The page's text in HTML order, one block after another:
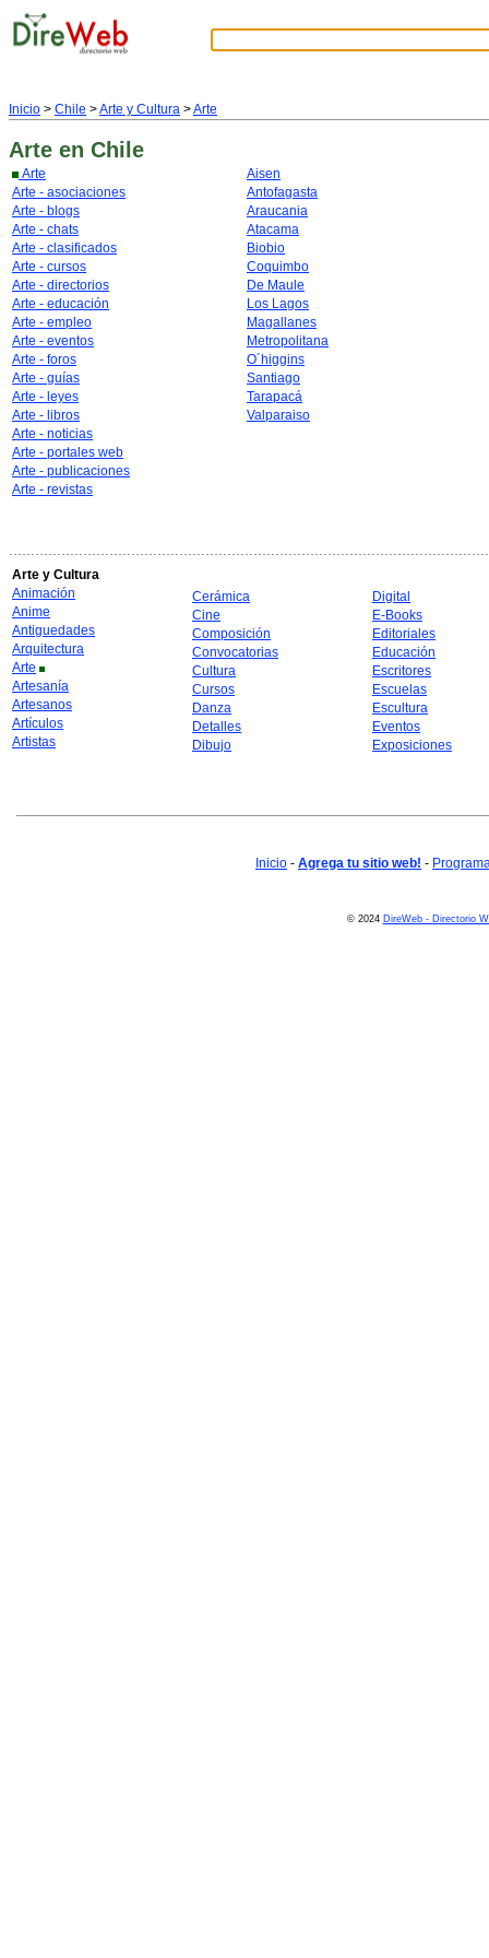
Inicio > Chile >Arte y Cultura >Arte
Arte en Chile
Arte
Arte - asociaciones
Arte - blogs
Arte - chats
Arte - clasificados
Arte - cursos
Arte - directorios
Arte - educación
Arte - empleo
Arte - eventos
Arte - foros
Arte - guías
Arte - leyes
Arte - libros
Arte - noticias
Arte - portales web
Arte - publicaciones
Arte - revistas
Aisen
Antofagasta
Araucania
Atacama
Biobio
Coquimbo
De Maule
Los Lagos
Magallanes
Metropolitana
O´higgins
Santiago
Tarapacá
Valparaiso
Arte y Cultura
Animación
Anime
Antiguedades
Arquitectura
Arte
Artesanía
Artesanos
Artículos
Artistas
Cerámica
Cine
Composición
Convocatorias
Cultura
Cursos
Danza
Detalles
Dibujo
Digital
E-Books
Editoriales
Educación
Escritores
Escuelas
Escultura
Eventos
Exposiciones
Inicio - Agrega tu sitio web! -
© 2024 DireWeb - Directorio